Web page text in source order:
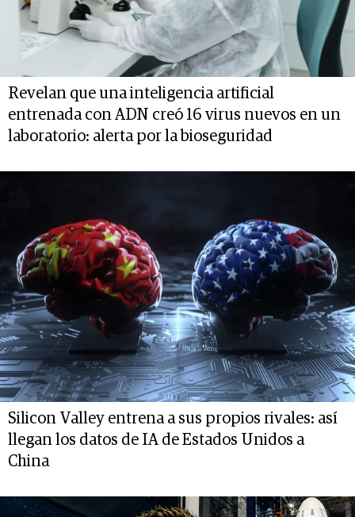
Revelan que una inteligencia artificial
entrenada con ADN creó 16 virus nuevos en un
laboratorio: alerta por la bioseguridad
Silicon Valley entrena a sus propios rivales: así
llegan los datos de IA de Estados Unidos a
China